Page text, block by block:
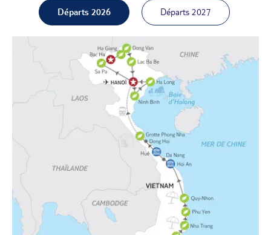
Départs 2026 Départs 2027